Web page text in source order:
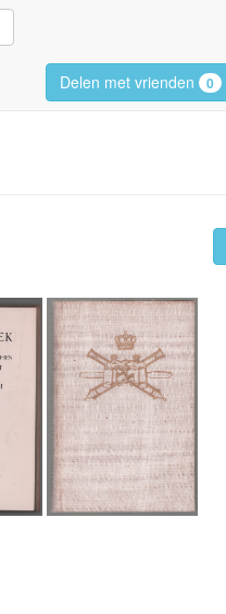
Delen met vrienden 0